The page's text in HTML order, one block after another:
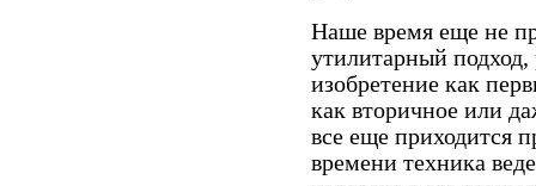
Наше время еще не
утилитарный
изобретение как
как вторичное или
все еще приходится
времени техника